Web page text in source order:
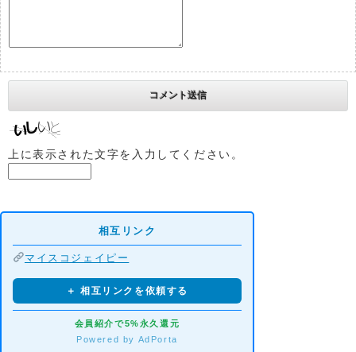
上に表示された文字を入力してください。
相互リンク
マイスコジェイピー
＋ 相互リンクを依頼する
会員紹介で5%永久還元
Powered by AdPorta